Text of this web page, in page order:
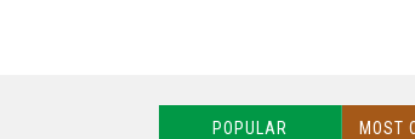
POPULAR MOST